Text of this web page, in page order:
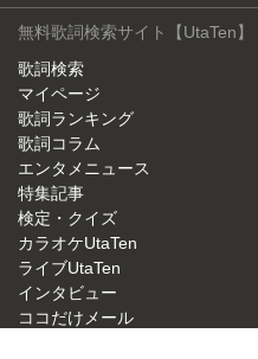
無料歌詞検索サイト【UtaTen】
歌詞検索
マイページ
歌詞ランキング
歌詞コラム
エンタメニュース
特集記事
検定・クイズ
カラオケUtaTen
ライブUtaTen
インタビュー
ココだけメール